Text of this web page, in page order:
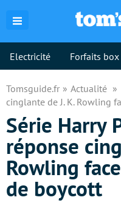
Electricité Forfaits box
Tomsguide.fr Actualité
cinglante de J. K. Rowling
Série Harry
réponse
Rowling
de boycott